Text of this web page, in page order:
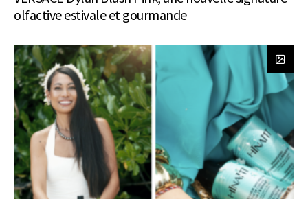
olfactive estivale et gourmande